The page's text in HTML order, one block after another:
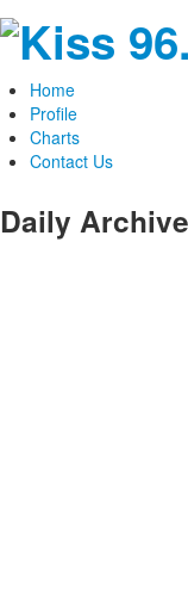
Home
Profile
Charts
Contact Us
Daily